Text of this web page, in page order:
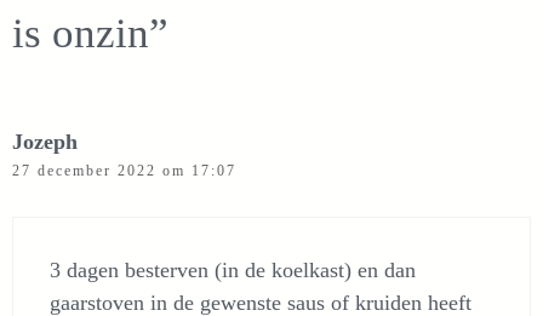
is onzin”
Jozeph
27 december 2022 om 17:07
3 dagen besterven (in de koelkast) en dan
gaarstoven in de gewenste saus of kruiden heeft